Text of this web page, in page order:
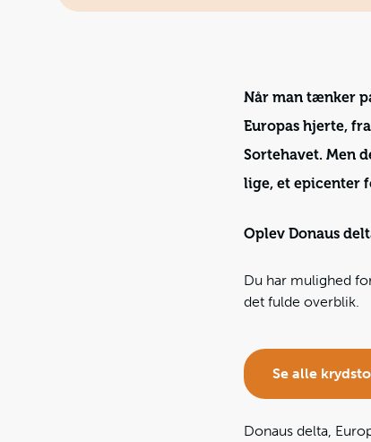
Når man tænker
Europas hjerte,
Sortehavet. Men
lige, et epicenter
Oplev Donaus
Du har mulighed
det fulde overblik.
Se alle
Donaus delta,